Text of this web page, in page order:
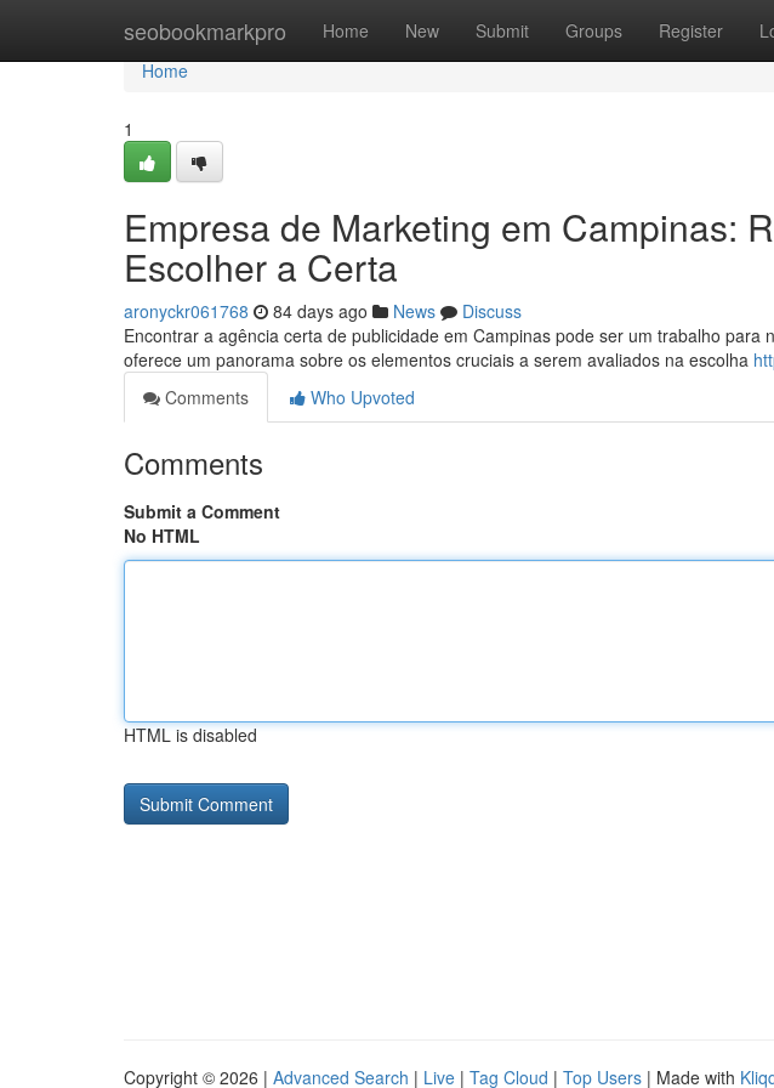
seobookmarkpro Home New Submit Groups Register
Home
Home
1
Empresa de Marketing em Campinas:
Escolher a Certa
aronyckr061768 84 days ago News
Discuss
Encontrar a agência certa de publicidade em Campinas pode ser um trabalho para
oferece um panorama sobre os elementos cruciais a serem avaliados na escolha
Comments
Who Upvoted
Comments
Submit a Comment
No HTML
HTML is disabled
Copyright © 2026 | Advanced Search | Live | Tag Cloud | Top Users | Made with